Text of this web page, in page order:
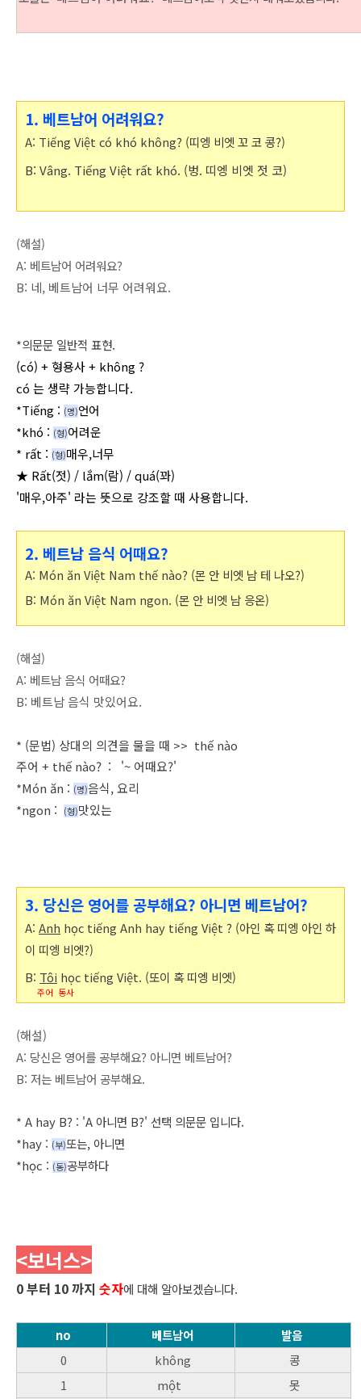
1. 베트남어 어려워요?
A: Tiếng Việt có khó không? (띠엥 비엣 꼬 코 콩?)
B: Vâng. Tiếng Việt rất khó. (벙. 띠엥 비엣 젓 코)
(해설)
A: 베트남어 어려워요?
B: 네, 베트남어 너무 어려워요.
*의문문 일반적 표현.
(có) + 형용사 + không ?
có 는 생략 가능합니다.
*Tiếng : (명)언어
*khó : (형)어려운
* rất : (형)매우,너무
★ Rất(젓) / lắm(람) / quá(꽈)
'매우,아주' 라는 뜻으로 강조할 때 사용합니다.
2. 베트남 음식 어때요?
A: Món ăn Việt Nam thế nào? (몬 안 비엣 남 테 나오?)
B: Món ăn Việt Nam ngon. (몬 안 비엣 남 응온)
(해설)
A: 베트남 음식 어때요?
B: 베트남 음식 맛있어요.
* (문법) 상대의 의견을 물을 때 >> thế nào
주어 + thế nào? : '~ 어때요?'
*Món ăn : (명)음식, 요리
*ngon : (형)맛있는
3. 당신은 영어를 공부해요? 아니면 베트남어?
A: Anh học tiếng Anh hay tiếng Việt ? (아인 혹 띠엥 아인 하
이 띠엥 비엣?)
B: Tôi học tiếng Việt. (또이 혹 띠엥 비엣)
주어 동사
(해설)
A: 당신은 영어를 공부해요? 아니면 베트남어?
B: 저는 베트남어 공부해요.
* A hay B? : 'A 아니면 B?' 선택 의문문 입니다.
*hay : (부)또는, 아니면
*học : (동)공부하다
<보너스>
0 부터 10 까지 숫자에 대해 알아보겠습니다.
no 베트남어
발음
0
không
콩
1
một 못